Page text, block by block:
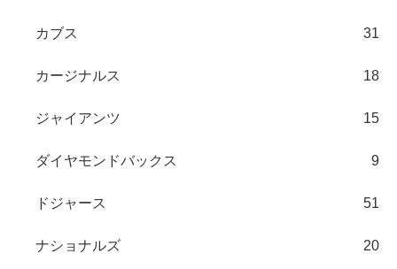
カブス 31
カージナルス 18
ジャイアンツ 15
ダイヤモンドバックス 9
ドジャース 51
ナショナルズ 20